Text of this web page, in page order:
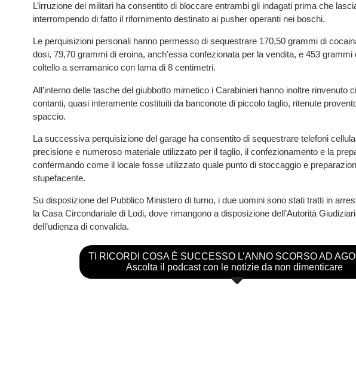
L’irruzione dei militari ha consentito di bloccare entrambi gli indagati prima che
interrompendo di fatto il rifornimento destinato ai pusher operanti nei boschi.
Le perquisizioni personali hanno permesso di sequestrare 170,50 grammi di
dosi, 79,70 grammi di eroina, anch’essa confezionata per la vendita, e 453 grammi
coltello a serramanico con lama di 8 centimetri.
All’interno delle tasche del giubbotto mimetico i Carabinieri hanno inoltre rinvenuto
contanti, quasi interamente costituiti da banconote di piccolo taglio, ritenute
spaccio.
La successiva perquisizione del garage ha consentito di sequestrare telefoni
precisione e numeroso materiale utilizzato per il taglio, il confezionamento e la
confermando come il locale fosse utilizzato quale punto di stoccaggio e
stupefacente.
Su disposizione del Pubblico Ministero di turno, i due uomini sono stati tratti in
la Casa Circondariale di Lodi, dove rimangono a disposizione dell’Autorità
dell’udienza di convalida.
TI RICORDI COSA È SUCCESSO L’ANNO SCORSO AD
Ascolta il podcast con le notizie da non dimenticare